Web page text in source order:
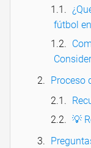
fútbol
Proceso
💡